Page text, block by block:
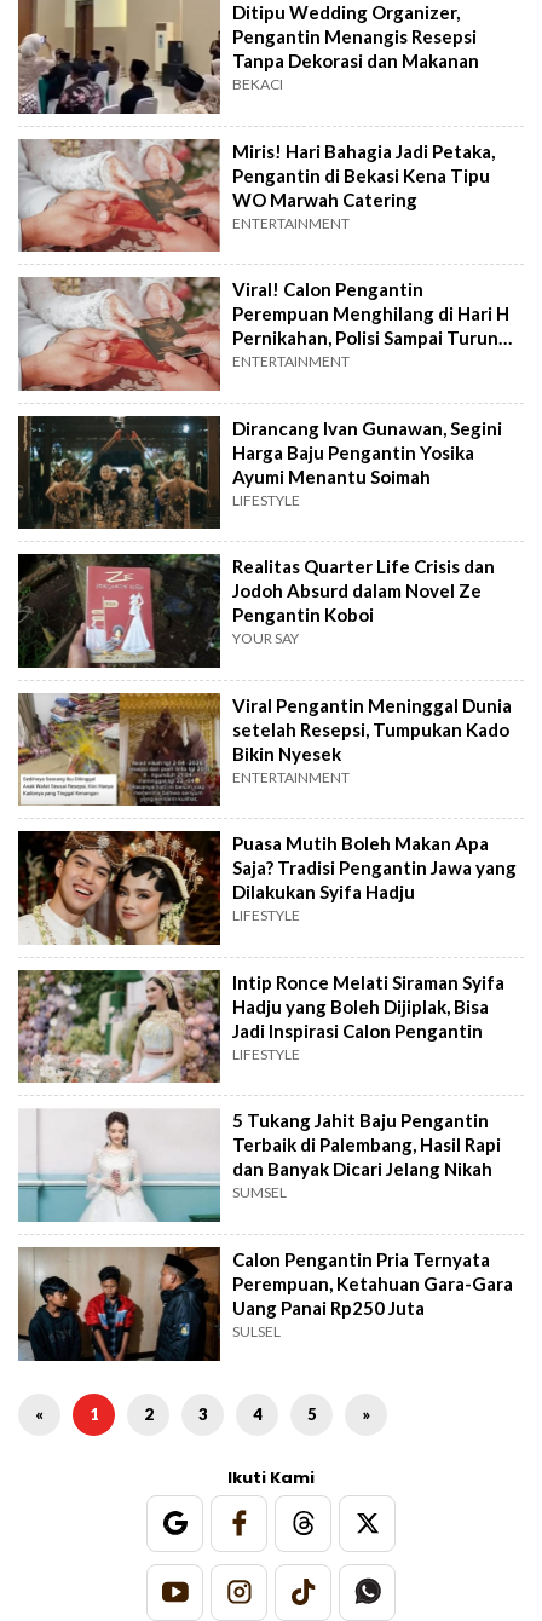
Ditipu Wedding Organizer,
Pengantin Menangis Resepsi
Tanpa Dekorasi dan Makanan
BEKACI
Miris! Hari Bahagia Jadi Petaka,
Pengantin di Bekasi Kena Tipu
WO Marwah Catering
ENTERTAINMENT
Viral! Calon Pengantin
Perempuan Menghilang di Hari H
Pernikahan, Polisi Sampai Turun
Tangan
ENTERTAINMENT
Dirancang Ivan Gunawan, Segini
Harga Baju Pengantin Yosika
Ayumi Menantu Soimah
LIFESTYLE
Realitas Quarter Life Crisis dan
Jodoh Absurd dalam Novel Ze
Pengantin Koboi
YOUR SAY
Viral Pengantin Meninggal Dunia
setelah Resepsi, Tumpukan Kado
Bikin Nyesek
ENTERTAINMENT
Puasa Mutih Boleh Makan Apa
Saja? Tradisi Pengantin Jawa yang
Dilakukan Syifa Hadju
LIFESTYLE
Intip Ronce Melati Siraman Syifa
Hadju yang Boleh Dijiplak, Bisa
Jadi Inspirasi Calon Pengantin
LIFESTYLE
5 Tukang Jahit Baju Pengantin
Terbaik di Palembang, Hasil Rapi
dan Banyak Dicari Jelang Nikah
SUMSEL
Calon Pengantin Pria Ternyata
Perempuan, Ketahuan Gara-Gara
Uang Panai Rp250 Juta
SULSEL
« 1 2 3 4 5 »
Ikuti Kami